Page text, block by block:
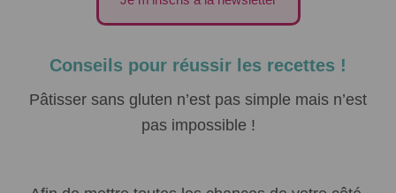
Conseils pour réussir les recettes !
Pâtisser sans gluten n’est pas simple mais n’est
pas impossible !